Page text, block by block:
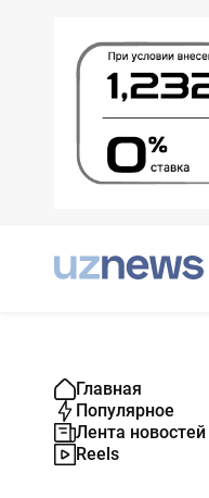
Главная
Популярное
Лента новостей
Reels